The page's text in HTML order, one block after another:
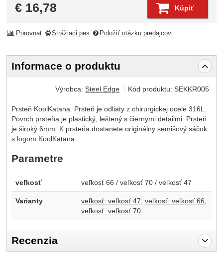
€ 16,78 Kúpiť
Porovnať Strážiaci pes Položiť otázku predajcovi
Informace o produktu
Výrobca:Steel Edge Kód produktu:SEKKR005
Prsteň KoolKatana. Prsteň je odliaty z chirurgickej ocele 316L.
Povrch prsteňa je plastický, leštený s čiernymi detailmi. Prsteň
je široký 6mm. K prsteňa dostanete originálny semišový sáčok
s logom KoolKatana.
Parametre
veľkosť veľkosť 66 / veľkosť 70 / veľkosť 47
Varianty veľkosť: veľkosť 47 veľkosť: veľkosť 66
veľkosť: veľkosť 70
Recenzia